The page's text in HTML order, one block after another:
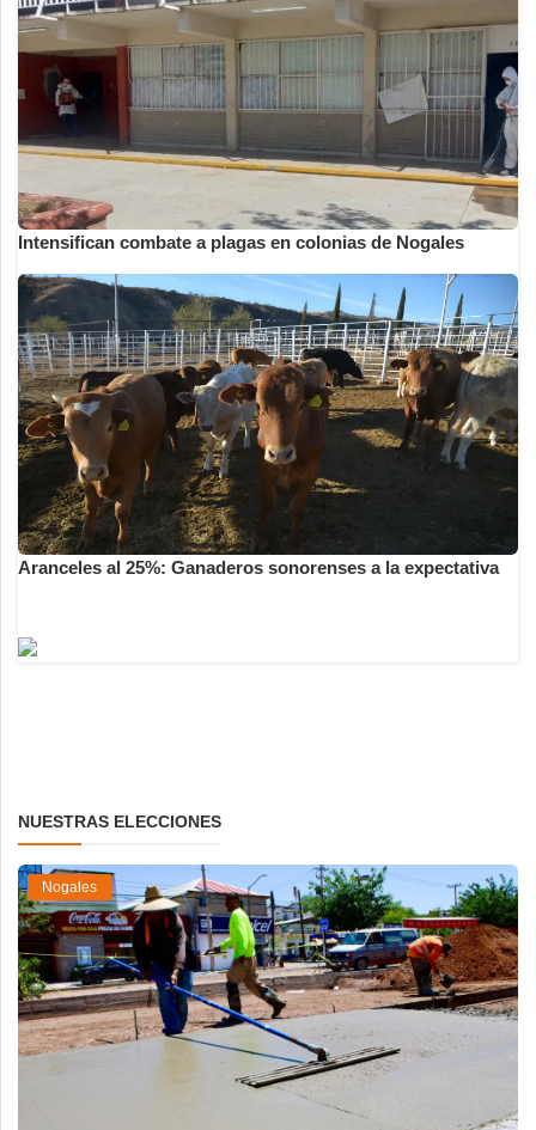
Intensifican combate a plagas en colonias de Nogales
Aranceles al 25%: Ganaderos sonorenses a la expectativa
NUESTRAS ELECCIONES
Nogales